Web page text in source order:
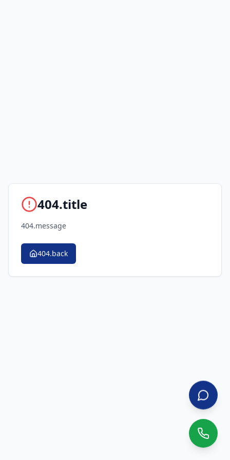
404.title
404.message
404.back